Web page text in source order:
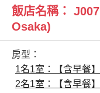
飯店名稱：
Osaka)
房型：
1名1室：【含早餐
2名1室：【含早餐